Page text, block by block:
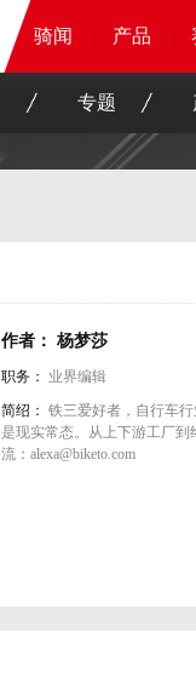
骑闻 产品
骑闻 产品
骑闻 产品
骑闻 产品
专题
作者： 杨梦莎
职务：
业界编辑
简绍： 铁三爱好者，自行车
是现实常态。从上下游工厂
流：alexa@biketo.com